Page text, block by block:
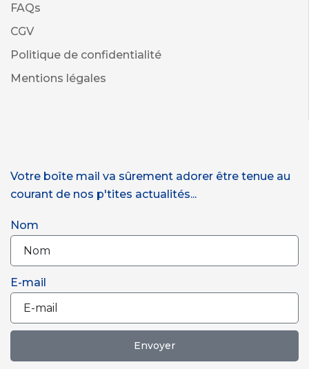
FAQs
CGV
Politique de confidentialité
Mentions légales
Votre boîte mail va sûrement adorer être tenue au
courant de nos p'tites actualités...
Nom
E-mail
Envoyer